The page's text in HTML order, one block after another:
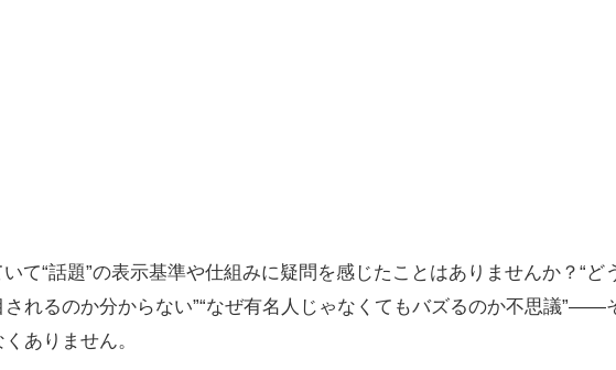
いて“話題”の表示基準や仕組みに疑問を感じたことはありませんか？“ど
されるのか分からない”“なぜ有名人じゃなくてもバズるのか不思議”——
ありません。